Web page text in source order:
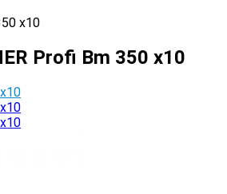
x10
Profi Bm 350 x10